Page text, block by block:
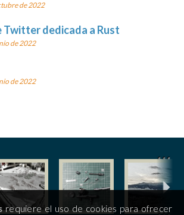
de 2022
Twitter dedicada a Rust
de 2022
de 2022
requiere el uso de cookies para ofrecer